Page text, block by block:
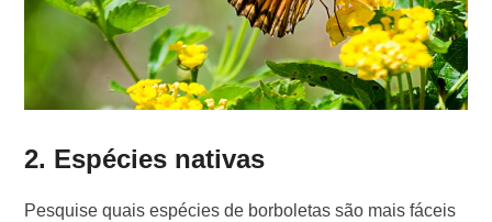
2. Espécies nativas
Pesquise quais espécies de borboletas são mais fáceis